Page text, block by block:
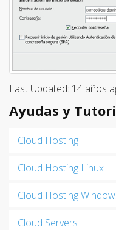
Last Updated: 14 años
Ayudas y
Cloud Hosting
Cloud Hosting Linux
Cloud Hosting
Cloud Servers